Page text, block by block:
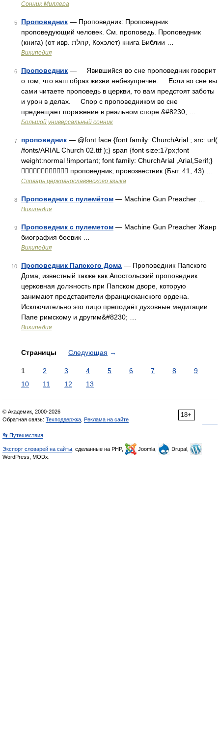
Сонник Миллера
5 Проповедник — Проповедник: Проповедник
проповедующий человек. См. проповедь. Проповедник
(книга) (от ивр. קהלת‎, Кохэлет) книга Библии …
Википедия
6 Проповедник — Явившийся во сне проповедник говорит
о том, что ваш образ жизни небезупречен. Если во сне вы
сами читаете проповедь в церкви, то вам предстоят заботы
и урон в делах. Спор с проповедником во сне
предвещает поражение в реальном споре.&#8230; …
Большой универсальный сонник
7 проповедник — @font face {font family: ChurchArial ; src: url(
/fonts/ARIAL Church 02.ttf );} span {font size:17px;font
weight:normal !important; font family: ChurchArial ,Arial,Serif;}
 проповедник; провозвестник (Быт. 41, 43) …
Словарь церковнославянского языка
8 Проповедник с пулемётом — Machine Gun Preacher …
Википедия
9 Проповедник с пулеметом — Machine Gun Preacher Жанр
биография боевик …
Википедия
10 Проповедник Папского Дома — Проповедник Папского
Дома, известный также как Апостольский проповедник
церковная должность при Папском дворе, которую
занимают представители францисканского ордена.
Исключительно это лицо преподаёт духовные медитации
Папе римскому и другим&#8230; …
Википедия
Страницы Следующая →
1 2 3 4 5 6 7 8
9
10
11 12 13
18+
© Академик, 2000-2026
Обратная связь: Техподдержка Реклама на сайте
👣 Путешествия
Экспорт словарей на сайты , сделанные на PHP, Joomla,
Drupal,
WordPress, MODx.